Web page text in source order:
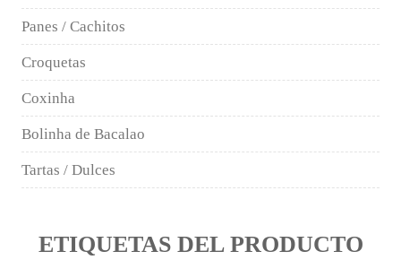
Panes / Cachitos
Croquetas
Coxinha
Bolinha de Bacalao
Tartas / Dulces
ETIQUETAS DEL PRODUCTO